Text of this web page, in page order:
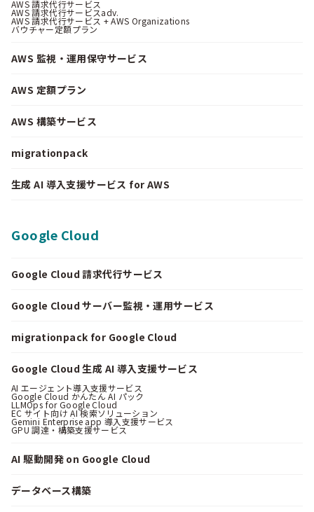
AWS 請求代行サービス
AWS 請求代行サービスadv.
AWS 請求代行サービス + AWS Organizations
バウチャー定額プラン
AWS 監視・運用保守サービス
AWS 定額プラン
AWS 構築サービス
migrationpack
生成 AI 導入支援サービス for AWS
Google Cloud
Google Cloud 請求代行サービス
Google Cloud サーバー監視・運用サービス
migrationpack for Google Cloud
Google Cloud 生成 AI 導入支援サービス
AI エージェント導入支援サービス
Google Cloud かんたん AI パック
LLMOps for Google Cloud
EC サイト向け AI 検索ソリューション
Gemini Enterprise app 導入支援サービス
GPU 調達・構築支援サービス
AI 駆動開発 on Google Cloud
データベース構築